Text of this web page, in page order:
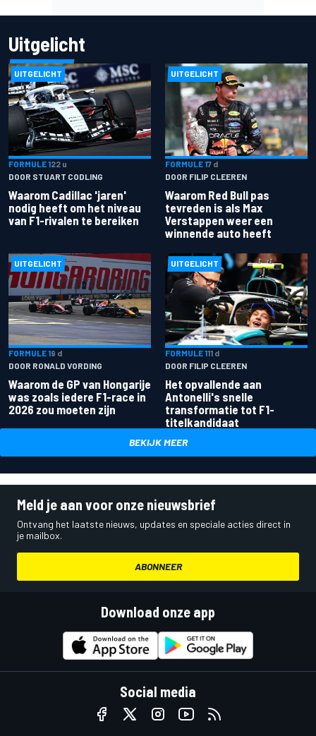
Uitgelicht
UITGELICHT
FORMULE 122 u
DOOR STUART CODLING
Waarom Cadillac 'jaren'
nodig heeft om het niveau
van F1-rivalen te bereiken
UITGELICHT
FORMULE 17 d
DOOR FILIP CLEEREN
Waarom Red Bull pas
tevreden is als Max
Verstappen weer een
winnende auto heeft
UITGELICHT
FORMULE 19 d
DOOR RONALD VORDING
Waarom de GP van Hongarije
was zoals iedere F1-race in
2026 zou moeten zijn
UITGELICHT
FORMULE 111 d
DOOR FILIP CLEEREN
Het opvallende aan
Antonelli's snelle
transformatie tot F1-
titelkandidaat
BEKIJK MEER
Meld je aan voor onze nieuwsbrief
Ontvang het laatste nieuws, updates en speciale acties direct in
je mailbox.
ABONNEER
Download onze app
Social media